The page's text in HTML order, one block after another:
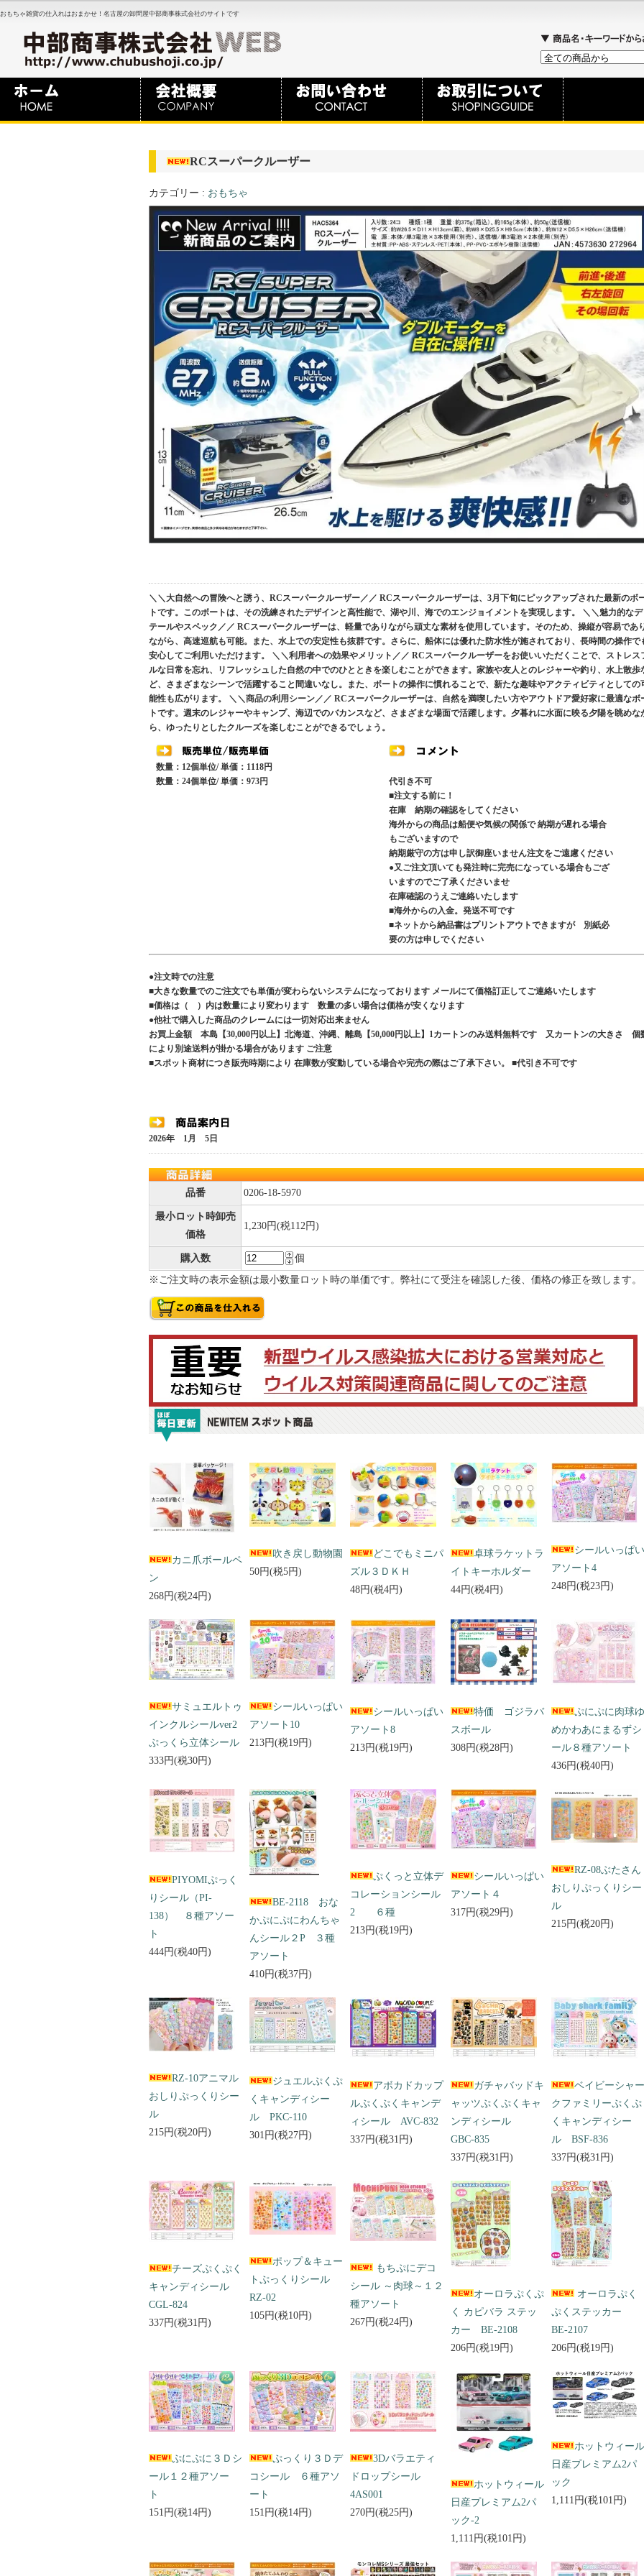
おもちゃ雑貨の仕入れはおまかせ！名古屋の卸問屋中部商事株式会社のサイトです
RCスーパークルーザー
カテゴリー : おもちゃ
＼＼大自然への冒険へと誘う、RCスーパークルーザー／／ RCスーパークルーザーは、3月下旬にピックアップされた最新のボ
トです。このボートは、その洗練されたデザインと高性能で、湖や川、海でのエンジョイメントを実現します。 ＼＼魅力的な
テールやスペック／／ RCスーパークルーザーは、軽量でありながら頑丈な素材を使用しています。そのため、操縦が容易であ
ながら、高速巡航も可能。また、水上での安定性も抜群です。さらに、船体には優れた防水性が施されており、長時間の操作で
安心してご利用いただけます。 ＼＼利用者への効果やメリット／／ RCスーパークルーザーをお使いいただくことで、ストレス
ルな日常を忘れ、リフレッシュした自然の中でのひとときを楽しむことができます。家族や友人とのレジャーや釣り、水上散歩
ど、さまざまなシーンで活躍すること間違いなし。また、ボートの操作に慣れることで、新たな趣味やアクティビティとしての
能性も広がります。 ＼＼商品の利用シーン／／ RCスーパークルーザーは、自然を満喫したい方やアウトドア愛好家に最適なボ
トです。週末のレジャーやキャンプ、海辺でのバカンスなど、さまざまな場面で活躍します。夕暮れに水面に映る夕陽を眺めな
ら、ゆったりとしたクルーズを楽しむことができるでしょう。
数量：12個単位/ 単価：1118円
数量：24個単位/ 単価：973円
代引き不可
■注文する前に！
在庫 納期の確認をしてください
海外からの商品は船便や気候の関係で 納期が遅れる場合
もございますので
納期厳守の方は申し訳御座いません注文をご遠慮ください
●又ご注文頂いても発注時に完売になっている場合もござ
いますのでご了承くださいませ
在庫確認のうえご連絡いたします
■海外からの入金。発送不可です
■ネットから納品書はプリントアウトできますが 別紙必
要の方は申しでください
●注文時での注意
■大きな数量でのご注文でも単価が変わらないシステムになっております メールにて価格訂正してご連絡いたします
■価格は（ ）内は数量により変わります 数量の多い場合は価格が安くなります
●他社で購入した商品のクレームには一切対応出来ません
お買上金額 本島【30,000円以上】北海道、沖縄、離島【50,000円以上】1カートンのみ送料無料です 又カートンの大きさ 個
により別途送料が掛かる場合があります ご注意
■スポット商材につき販売時期により 在庫数が変動している場合や完売の際はご了承下さい。 ■代引き不可です
2026年 1月 5日
品番 0206-18-5970
最小ロット時卸売
価格
1,230円(税112円)
購入数
個
※ご注文時の表示金額は最小数量ロット時の単価です。弊社にて受注を確認した後、価格の修正を致します。
カニ爪ボールペ
ン
268円(税24円)
吹き戻し動物園
50円(税5円)
どこでもミニパ
ズル３ＤＫＨ
48円(税4円)
卓球ラケットラ
イトキーホルダー
44円(税4円)
シールいっぱい
アソート4
248円(税23円)
サミュエルトゥ
インクルシールver2
ぷっくら立体シール
333円(税30円)
シールいっぱい
アソート10
213円(税19円)
シールいっぱい
アソート8
213円(税19円)
特価 ゴジラバ
スボール
308円(税28円)
ぷにぷに肉球ゆ
めかわあにまるずシ
ール８種アソート
436円(税40円)
PIYOMIぷっく
りシール（PI-
138） ８種アソー
ト
444円(税40円)
BE-2118 おな
かぷにぷにわんちゃ
んシール２P ３種
アソート
410円(税37円)
ぷくっと立体デ
コレーションシール
2 ６種
213円(税19円)
シールいっぱい
アソート４
317円(税29円)
RZ-08ぶたさん
おしりぷっくりシー
ル
215円(税20円)
RZ-10アニマル
おしりぷっくりシー
ル
215円(税20円)
ジュエルぷくぷ
くキャンディシー
ル PKC-110
301円(税27円)
アボカドカップ
ルぷくぷくキャンデ
ィシール AVC-832
337円(税31円)
ガチャバッドキ
ャッツぷくぷくキャ
ンディシール
GBC-835
337円(税31円)
ベイビーシャー
クファミリーぷくぷ
くキャンディシー
ル BSF-836
337円(税31円)
チーズぷくぷく
キャンディシール
CGL-824
337円(税31円)
ポップ＆キュー
トぷっくりシール
RZ-02
105円(税10円)
もちぷにデコ
シール ～肉球～１２
種アソート
267円(税24円)
オーロラぷくぷ
く カピバラ ステッ
カー BE-2108
206円(税19円)
オーロラぷく
ぷくステッカー
BE-2107
206円(税19円)
ぷにぷに３Ｄシ
ール１２種アソー
ト
151円(税14円)
ぷっくり３Ｄデ
コシール ６種アソ
ート
151円(税14円)
3Dバラエティ
ドロップシール
4AS001
270円(税25円)
ホットウィール
日産プレミアム2パ
ック-2
1,111円(税101円)
ホットウィール
日産プレミアム2パ
ック
1,111円(税101円)